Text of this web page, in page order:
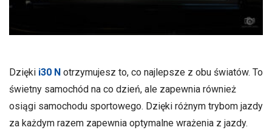
Dzięki i30 N otrzymujesz to, co najlepsze z obu światów. To
świetny samochód na co dzień, ale zapewnia również
osiągi samochodu sportowego. Dzięki różnym trybom jazdy
za każdym razem zapewnia optymalne wrażenia z jazdy.